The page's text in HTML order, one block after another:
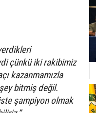
çünkü iki rakibimiz
kazanmamızla
bitmiş değil.
şampiyon olmak